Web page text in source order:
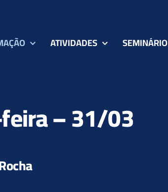
ATIVIDADES SEMINÁRIO
– 31/03